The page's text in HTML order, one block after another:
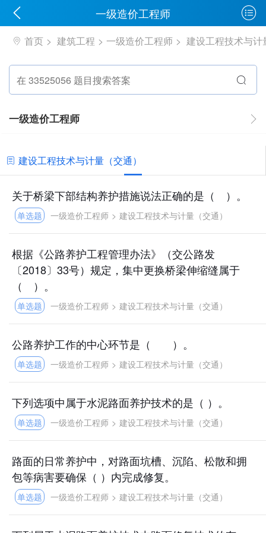
一级造价工程师
首页 建筑工程 一级造价工程师 建设工程技术与计
一级造价工程师
建设工程技术与计量（交通）
关于桥梁下部结构养护措施说法正确的是（ ）。
单选题 一级造价工程师 > 建设工程技术与计量（交通）
根据《公路养护工程管理办法》（交公路发
〔2018〕33号）规定，集中更换桥梁伸缩缝属于
（ ）。
单选题 一级造价工程师 > 建设工程技术与计量（交通）
公路养护工作的中心环节是（ ）。
单选题 一级造价工程师 > 建设工程技术与计量（交通）
下列选项中属于水泥路面养护技术的是（ ）。
单选题 一级造价工程师 > 建设工程技术与计量（交通）
路面的日常养护中，对路面坑槽、沉陷、松散和拥
包等病害要确保（ ）内完成修复。
单选题 一级造价工程师 > 建设工程技术与计量（交通）